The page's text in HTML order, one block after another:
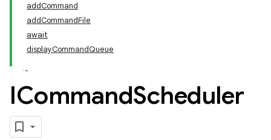
addCommand
addCommandFile
await
displayCommandQueue
ICommandScheduler